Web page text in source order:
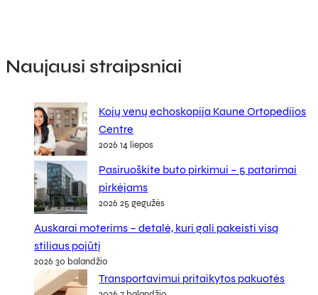
Naujausi straipsniai
Kojų venų echoskopija Kaune Ortopedijos
Centre
2026 14 liepos
Pasiruoškite buto pirkimui – 5 patarimai
pirkėjams
2026 25 gegužės
Auskarai moterims – detalė, kuri gali pakeisti visą
stiliaus pojūtį
2026 30 balandžio
Transportavimui pritaikytos pakuotės